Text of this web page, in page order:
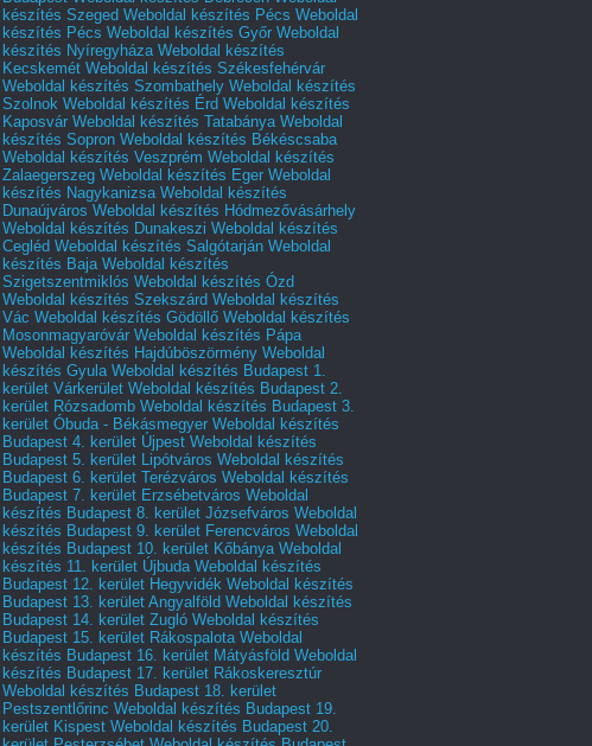
készítés Szeged Weboldal készítés Pécs Weboldal
készítés Pécs Weboldal készítés Győr Weboldal
készítés Nyíregyháza Weboldal készítés
Kecskemét Weboldal készítés Székesfehérvár
Weboldal készítés Szombathely Weboldal készítés
Szolnok Weboldal készítés Érd Weboldal készítés
Kaposvár Weboldal készítés Tatabánya Weboldal
készítés Sopron Weboldal készítés Békéscsaba
Weboldal készítés Veszprém Weboldal készítés
Zalaegerszeg Weboldal készítés Eger Weboldal
készítés Nagykanizsa Weboldal készítés
Dunaújváros Weboldal készítés Hódmezővásárhely
Weboldal készítés Dunakeszi Weboldal készítés
Cegléd Weboldal készítés Salgótarján Weboldal
készítés Baja Weboldal készítés
Szigetszentmiklós Weboldal készítés Ózd
Weboldal készítés Szekszárd Weboldal készítés
Vác Weboldal készítés Gödöllő Weboldal készítés
Mosonmagyaróvár Weboldal készítés Pápa
Weboldal készítés Hajdúböszörmény Weboldal
készítés Gyula Weboldal készítés Budapest 1.
kerület Várkerület Weboldal készítés Budapest 2.
kerület Rózsadomb Weboldal készítés Budapest 3.
kerület Óbuda - Békásmegyer Weboldal készítés
Budapest 4. kerület Újpest Weboldal készítés
Budapest 5. kerület Lipótváros Weboldal készítés
Budapest 6. kerület Terézváros Weboldal készítés
Budapest 7. kerület Erzsébetváros Weboldal
készítés Budapest 8. kerület Józsefváros Weboldal
készítés Budapest 9. kerület Ferencváros Weboldal
készítés Budapest 10. kerület Kőbánya Weboldal
készítés 11. kerület Újbuda Weboldal készítés
Budapest 12. kerület Hegyvidék Weboldal készítés
Budapest 13. kerület Angyalföld Weboldal készítés
Budapest 14. kerület Zugló Weboldal készítés
Budapest 15. kerület Rákospalota Weboldal
készítés Budapest 16. kerület Mátyásföld Weboldal
készítés Budapest 17. kerület Rákoskeresztúr
Weboldal készítés Budapest 18. kerület
Pestszentlőrinc Weboldal készítés Budapest 19.
kerület Kispest Weboldal készítés Budapest 20.